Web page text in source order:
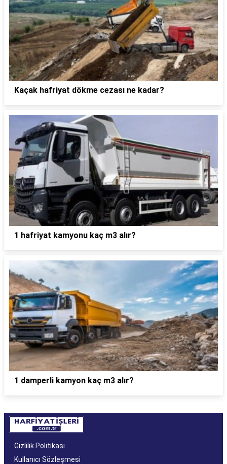
Kaçak hafriyat dökme cezası ne kadar?
1 hafriyat kamyonu kaç m3 alır?
1 damperli kamyon kaç m3 alır?
Gizlilik Politikası
Kullanıcı Sözleşmesi